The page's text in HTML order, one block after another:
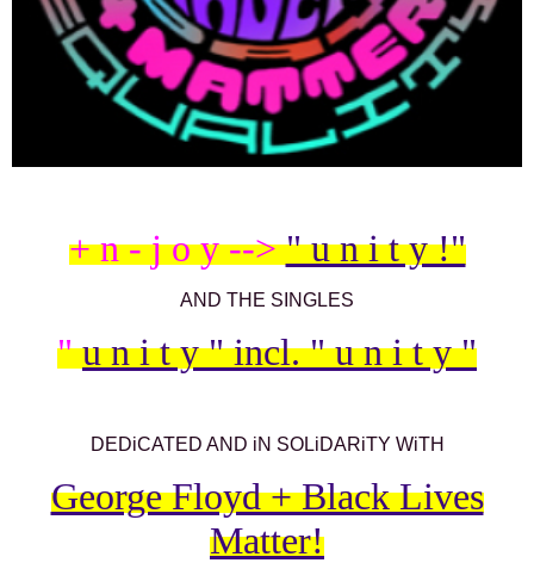
+ n - j o y -->" u n i t y !"
AND THE SINGLES
"u n i t y " incl. " u n i t y "
DEDiCATED AND iN SOLiDARiTY WiTH
George Floyd + Black Lives
Matter!